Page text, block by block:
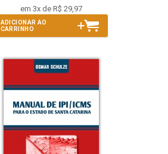
em 3x de R$ 29,97
ADICIONAR AO
CARRINHO